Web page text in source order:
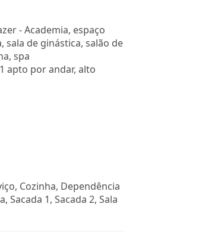
- Academia, espaço
de ginástica, salão de
spa
apto por andar, alto
Cozinha, Dependência
Sacada 1, Sacada 2, Sala